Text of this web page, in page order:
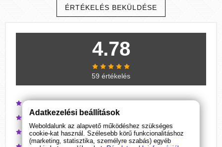
ÉRTÉKELÉS BEKÜLDÉSE
4.78
59 értékelés
(2)
Adatkezelési beállítások
Weboldalunk az alapvető működéshez szükséges
cookie-kat használ. Szélesebb körű funkcionalitáshoz
(marketing, statisztika, személyre szabás) egyéb